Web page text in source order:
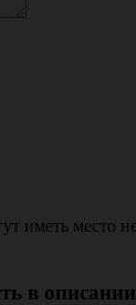
иметь место
в